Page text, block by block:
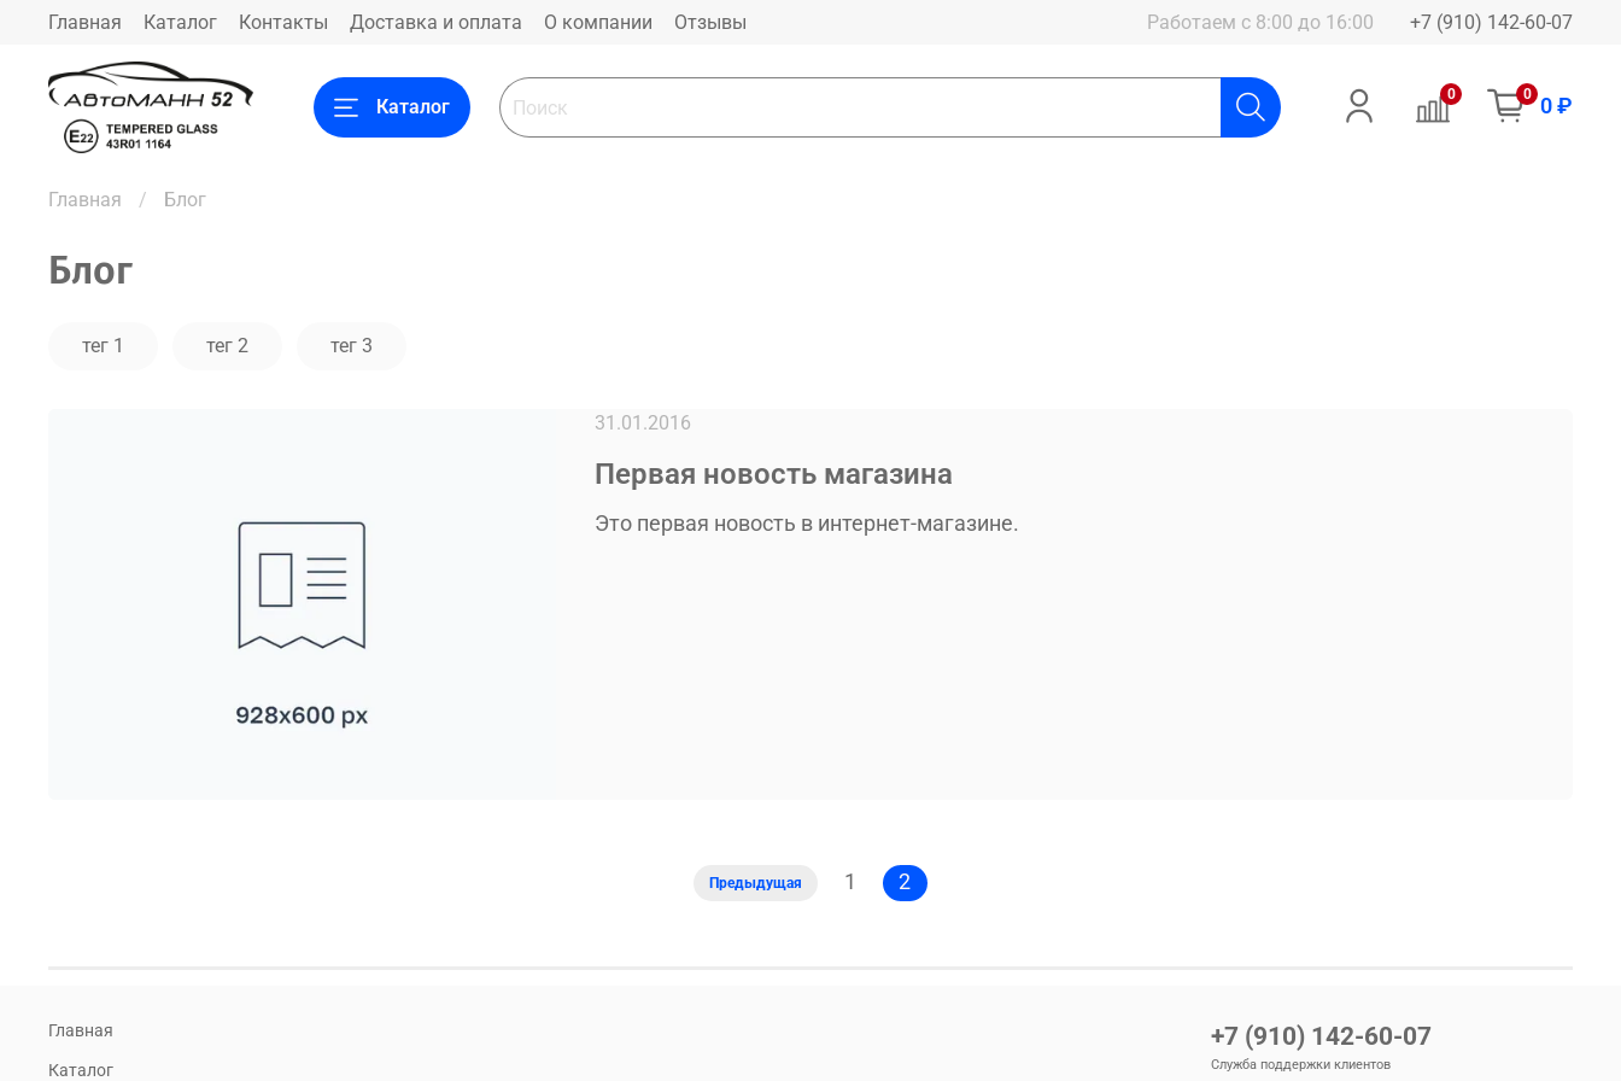
Главная Каталог Контакты Доставка и оплата О компании Отзывы Работаем с 8:00 до 16:00 +7 (910) 142-60-07
Каталог
0 0 0 ₽
Главная Блог
Блог
тег 1 тег 2 тег 3
Первая новость магазина
Это первая новость в интернет-магазине.
31.01.2016
Предыдущая 1 2
Главная
Каталог
+7 (910) 142-60-07
Служба поддержки клиентов